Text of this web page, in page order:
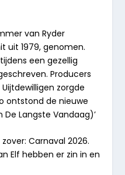
van Ryder
uit 1979, genomen.
een gezellig
Producers
zorgde
ontstond de nieuwe
De Langste Vandaag)’
Carnaval 2026.
Elf hebben er zin in en